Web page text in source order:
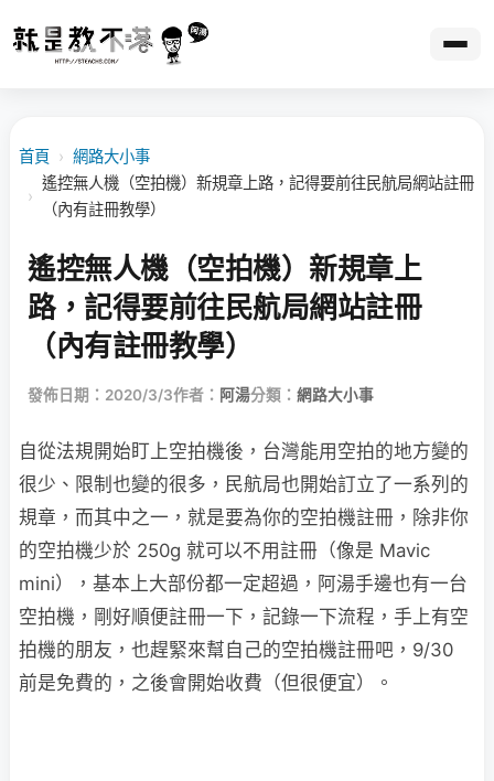
首頁 › 網路大小事
›
遙控無人機（空拍機）新規章上路，記得要前往民航局網站註冊
（內有註冊教學）
遙控無人機（空拍機）新規章上
路，記得要前往民航局網站註冊
（內有註冊教學）
發佈日期：2020/3/3作者： 阿湯分類： 網路大小事
自從法規開始盯上空拍機後，台灣能用空拍的地方變的
很少、限制也變的很多，民航局也開始訂立了一系列的
規章，而其中之一，就是要為你的空拍機註冊，除非你
的空拍機少於 250g 就可以不用註冊（像是 Mavic
mini），基本上大部份都一定超過，阿湯手邊也有一台
空拍機，剛好順便註冊一下，記錄一下流程，手上有空
拍機的朋友，也趕緊來幫自己的空拍機註冊吧，9/30
前是免費的，之後會開始收費（但很便宜）。